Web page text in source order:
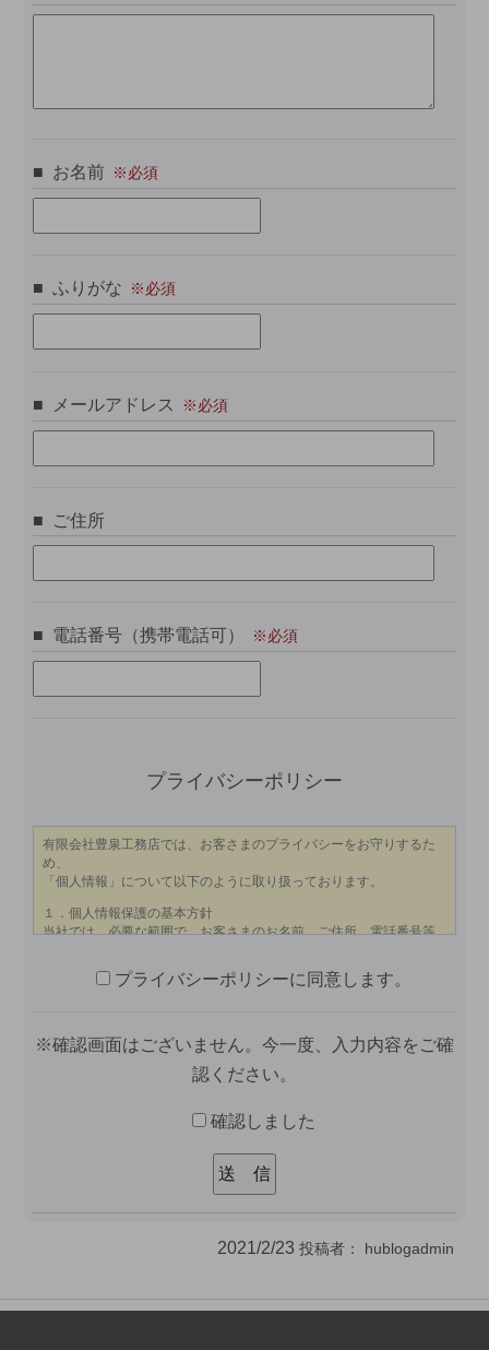
お名前
ふりがな
メールアドレス
ご住所
電話番号（携帯電話可）
プライバシーポリシー
プライバシーポリシーに同意します。
※確認画面はございません。今一度、入力内容をご確
認ください。
確認しました
2021/2/23 投稿者： hublogadmin